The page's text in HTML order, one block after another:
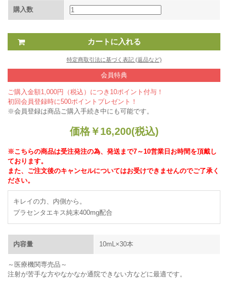
購入数
特定商取引法に基づく表記 (返品など)
会員特典
ご購入金額1,000円（税込）につき10ポイント付与！
初回会員登録時に500ポイントプレゼント！
※会員登録は商品ご購入手続き中にも可能です。
価格￥16,200(税込)
※こちらの商品は受注発注の為、発送まで7～10営業日お時間を頂戴し
ております。
また、ご注文後のキャンセルについてはお受けできませんのでご了承く
ださい。
キレイの力、内側から。
プラセンタエキス純末400mg配合
内容量 10mL×30本
～医療機関専売品～
注射が苦手な方やなかなか通院できない方などに最適です。